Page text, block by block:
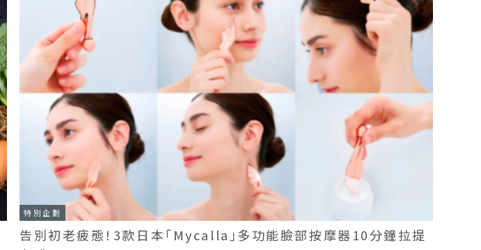
特別企劃
告別初老疲態！3款日本「Mycalla」多功能臉部按摩器10分鐘拉提